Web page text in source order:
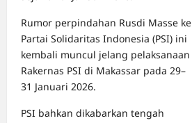
Rumor perpindahan Rusdi Masse ke
Partai Solidaritas Indonesia (PSI) ini
kembali muncul jelang pelaksanaan
Rakernas PSI di Makassar pada 29–
31 Januari 2026.
PSI bahkan dikabarkan tengah